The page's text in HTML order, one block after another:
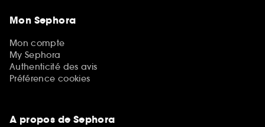
Mon Sephora
Mon compte
My Sephora
Authenticité des avis
Préférence cookies
A propos de Sephora